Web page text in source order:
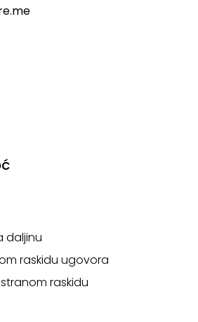
daljinu
raskidu ugovora
raskidu